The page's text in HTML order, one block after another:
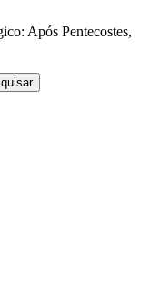
Após Pentecostes,